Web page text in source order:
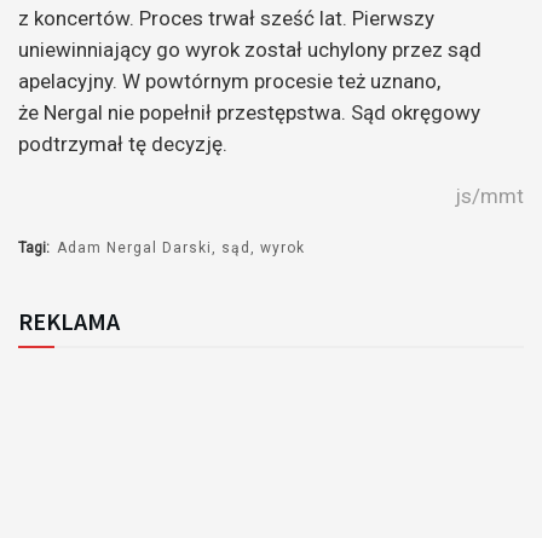
z koncertów. Proces trwał sześć lat. Pierwszy
uniewinniający go wyrok został uchylony przez sąd
apelacyjny. W powtórnym procesie też uznano,
że Nergal nie popełnił przestępstwa. Sąd okręgowy
podtrzymał tę decyzję.
js/mmt
Tagi: Adam Nergal Darski sąd wyrok
REKLAMA